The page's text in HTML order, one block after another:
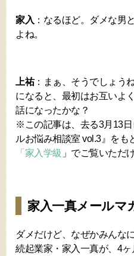
家入 ：なるほど。ダメな男
よね。
上祐：まぁ、そうでしょう
になると、最初はお互いよ
話になったかな？
※この記事は、去る3月13
ルお悩み相談室 vol.3』を
「家入学級 」でご覧いただ
家入一真メールマ
ダメだけど、なぜかみんな
続起業家・家入一真が、4